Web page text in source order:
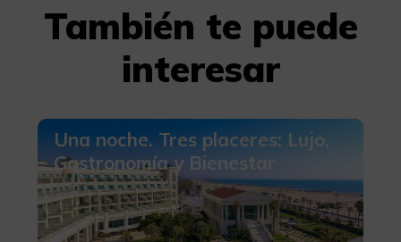
También te puede
interesar
Una noche. Tres placeres: Lujo,
Gastronomía y Bienestar